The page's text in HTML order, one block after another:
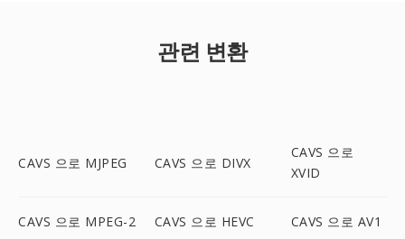
관련 변환
CAVS 으로 MJPEG CAVS 으로 DIVX
CAVS 으로
XVID
CAVS 으로 MPEG-2 CAVS 으로 HEVC CAVS 으로 AV1